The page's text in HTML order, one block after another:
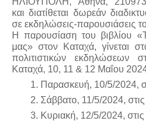
και διατίθεται δωρεάν
σε εκδηλώσεις-παρουσιάσεις
Η παρουσίαση του βιβλίου
μας» στον Καταχά, γίνεται
πολιτιστικών εκδηλώσεων
Καταχά, 10, 11 & 12 Μαΐου
Παρασκευή, 10/5/2024,
Σάββατο, 11/5/2024,
Κυριακή, 12/5/2024,